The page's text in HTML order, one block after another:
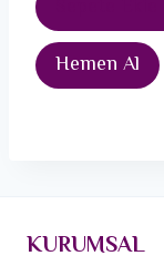
Hemen Al
KURUMSAL